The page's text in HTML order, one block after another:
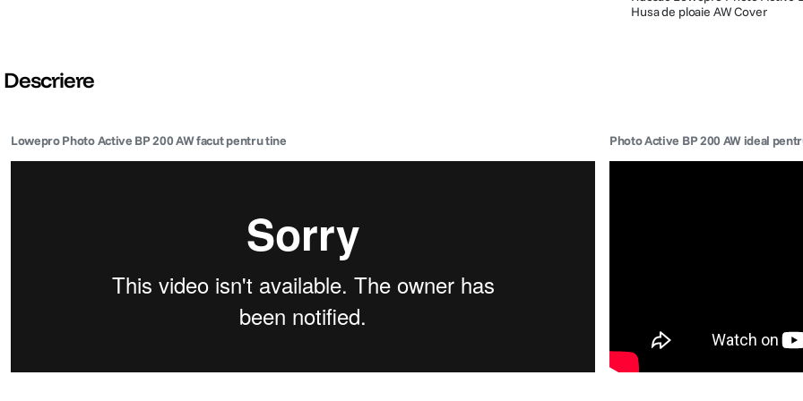
Husa de ploaie AW Cover
Descriere
Lowepro Photo Active BP 200 AW facut pentru tine Photo Active BP 200 AW ideal